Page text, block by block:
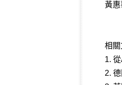
黃
相關
1.
2.